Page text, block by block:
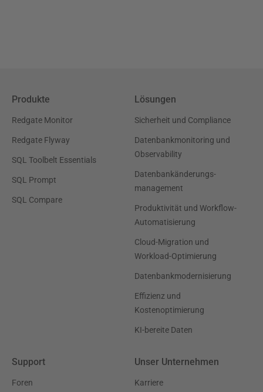
Produkte
Redgate Monitor
Redgate Flyway
SQL Toolbelt Essentials
SQL Prompt
SQL Compare
Lösungen
Sicherheit und Compliance
Datenbankmonitoring und
Observability
Datenbankänderungs-
management
Produktivität und Workflow-
Automatisierung
Cloud-Migration und
Workload-Optimierung
Datenbankmodernisierung
Effizienz und
Kostenoptimierung
KI-bereite Daten
Support
Foren
Unser Unternehmen
Karriere